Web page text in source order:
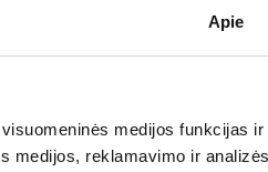
Apie
medijos funkcijas ir
medijos, reklamavimo ir